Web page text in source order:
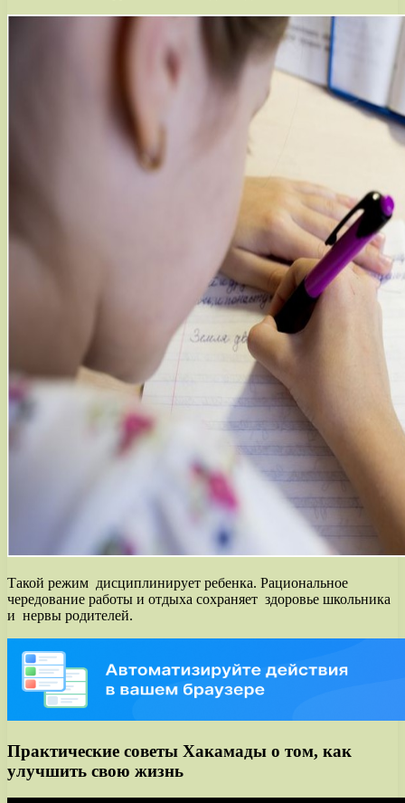
Такой режим дисциплинирует ребенка. Рациональное
чередование работы и отдыха сохраняет здоровье школьника
и нервы родителей.
Практические советы Хакамады о том, как
улучшить свою жизнь